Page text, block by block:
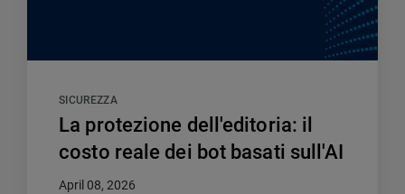
SICUREZZA
La protezione dell'editoria: il
costo reale dei bot basati sull'AI
April 08, 2026